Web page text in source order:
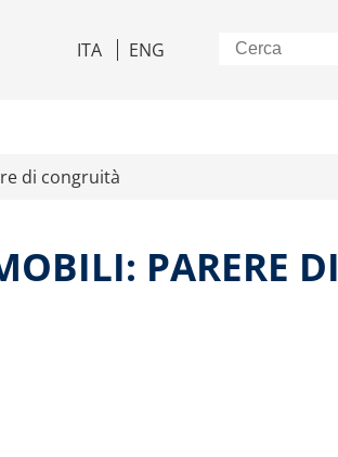
ITA ENG
di congruità
PARERE DI